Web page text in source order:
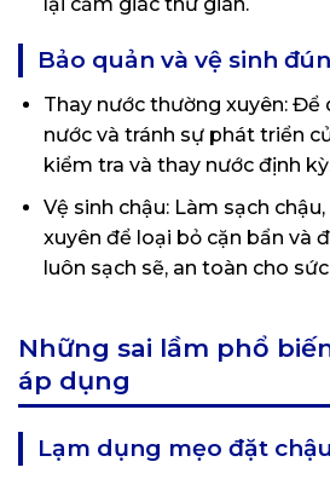
Bảo quản và vệ sinh
Thay nước thường xuyên: Để
nước và tránh sự phát triển
kiểm tra và thay nước định
Vệ sinh chậu: Làm sạch
xuyên để loại bỏ cặn bẩn và
luôn sạch sẽ, an toàn cho
Những sai lầm phổ
áp dụng
Lạm dụng mẹo đặt